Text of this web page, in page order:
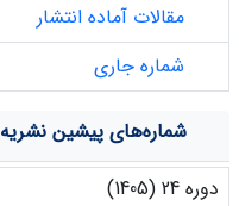
مقالات آماده انتشار
شماره جاری
شماره‌های پیشین نشریه
دوره 24 (1405)